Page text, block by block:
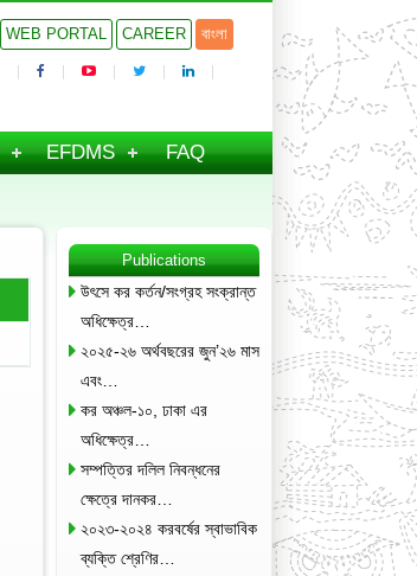
WEB PORTAL CAREER বাংলা
EFDMS FAQ
Publications
উৎসে কর কর্তন/সংগ্রহ সংক্রান্ত
অধিক্ষেত্র…
২০২৫-২৬ অর্থবছরের জুন’২৬ মাস
এবং…
কর অঞ্চল-১০, ঢাকা এর
অধিক্ষেত্র…
সম্পত্তির দলিল নিবন্ধনের
ক্ষেত্রে দানকর…
২০২৩-২০২৪ করবর্ষের স্বাভাবিক
ব্যক্তি শ্রেণির…